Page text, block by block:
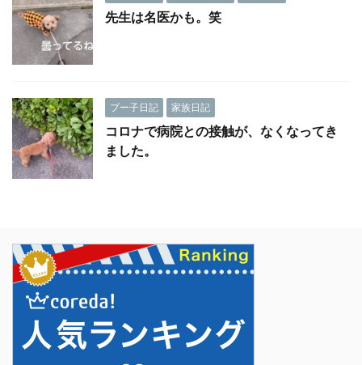
先生は名医かも。笑
プー子日記 家族日記
コロナで病院との接触が、なくなってき
ました。